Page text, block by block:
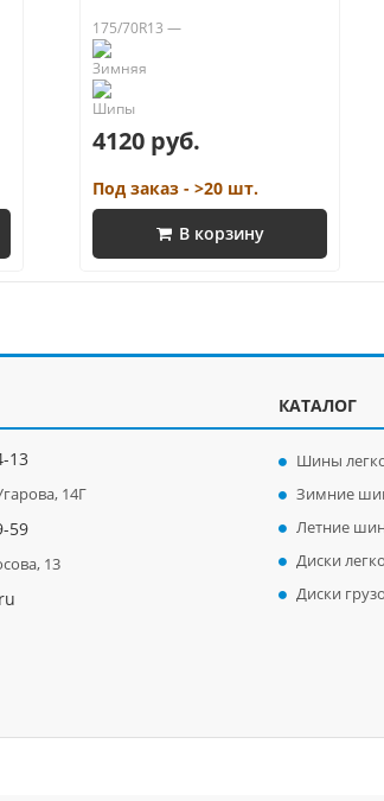
175/70R13 —
4120 руб.
Под заказ - >20 шт.
В корзину
13
14Г
59
13
КАТАЛОГ
Шины
Зимние
Летние
Диски
Диски